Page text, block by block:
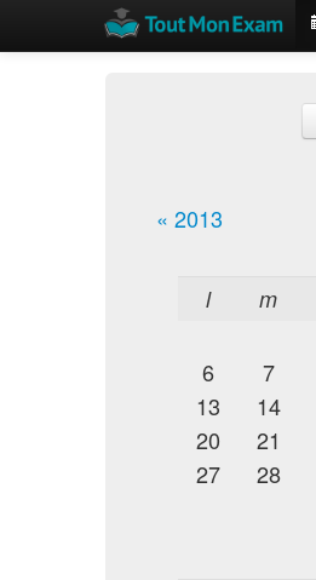
« 2013
l m
6
7
13
14
20
21
27
28